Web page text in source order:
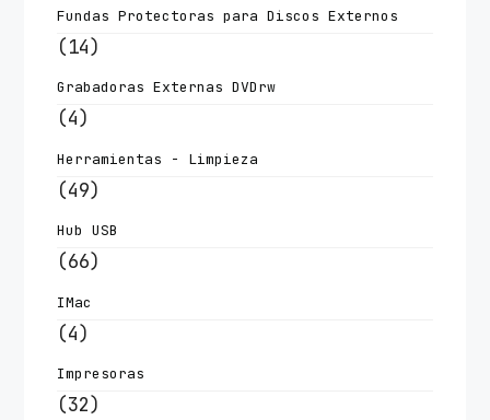
Fundas Protectoras para Discos Externos
(14)
Grabadoras Externas DVDrw
(4)
Herramientas - Limpieza
(49)
Hub USB
(66)
IMac
(4)
Impresoras
(32)